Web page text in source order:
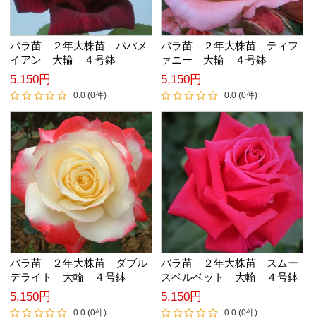
バラ苗 ２年大株苗 パパメ
イアン 大輪 ４号鉢
5,150円
0.0 (0件)
バラ苗 ２年大株苗 ティフ
ァニー 大輪 ４号鉢
5,150円
0.0 (0件)
バラ苗 ２年大株苗 ダブル
デライト 大輪 ４号鉢
5,150円
0.0 (0件)
バラ苗 ２年大株苗 スムー
スベルベット 大輪 ４号鉢
5,150円
0.0 (0件)